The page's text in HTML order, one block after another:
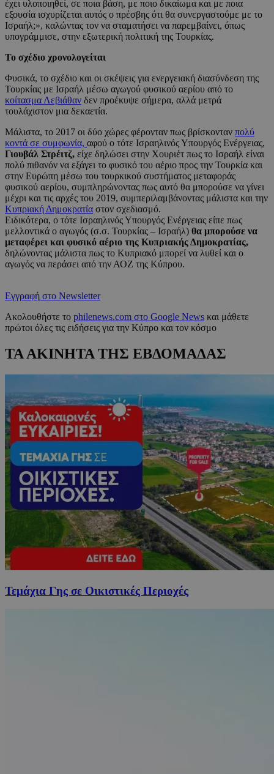
έχει υλοποιηθεί, σε ποια βάση, με ποιο δικαίωμα και με ποια
εξουσία ισχυρίζεται αυτός ο πρέσβης ότι θα συνεργαστούμε με το
Ισραήλ;», καλώντας τον να σταματήσει να παρεμβαίνει, όπως
υπογράμμισε, στην εξωτερική πολιτική της Τουρκίας.
Το σχέδιο χρονολογείται
Φυσικά, το σχέδιο και οι σκέψεις για ενεργειακή διασύνδεση της
Τουρκίας με Ισραήλ μέσω αγωγού φυσικού αερίου από το
κοίτασμα Λεβιάθαν δεν προέκυψε σήμερα, αλλά μετρά
τουλάχιστον μια δεκαετία.
Μάλιστα, το 2017 οι δύο χώρες φέρονταν πως βρίσκονταν πολύ
κοντά σε συμφωνία, αφού ο τότε Ισραηλινός Υπουργός Ενέργειας,
Γιουβάλ Στρέιτζ, είχε δηλώσει στην Χουριέτ πως το Ισραήλ είναι
πολύ πιθανόν να εξάγει το φυσικό του αέριο προς την Τουρκία και
στην Ευρώπη μέσω του τουρκικού συστήματος μεταφοράς
φυσικού αερίου, συμπληρώνοντας πως αυτό θα μπορούσε να γίνει
μέχρι και τις αρχές του 2019, συμπεριλαμβάνοντας μάλιστα και την
Κυπριακή Δημοκρατία στον σχεδιασμό.
Ειδικότερα, ο τότε Ισραηλινός Υπουργός Ενέργειας είπε πως
μελλοντικά ο αγωγός (σ.σ. Τουρκίας – Ισραήλ) θα μπορούσε να
μεταφέρει και φυσικό αέριο της Κυπριακής Δημοκρατίας,
δηλώνοντας μάλιστα πως το Κυπριακό μπορεί να λυθεί και ο
αγωγός να περάσει από την ΑΟΖ της Κύπρου.
Εγγραφή στο Newsletter
Ακολουθήστε το philenews.com στο Google News και μάθετε
πρώτοι όλες τις ειδήσεις για την Κύπρο και τον κόσμο
ΤΑ ΑΚΙΝΗΤΑ ΤΗΣ ΕΒΔΟΜΑΔΑΣ
Τεμάχια Γης σε Οικιστικές Περιοχές